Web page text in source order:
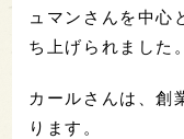
ュマンさんを中心
ち上げられました。
カールさんは、創
ります。